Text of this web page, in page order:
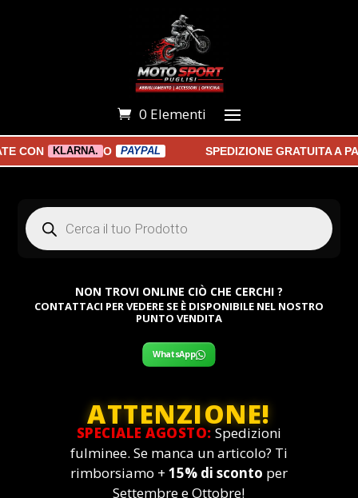
0 Elementi
KLARNA. O PAYPAL SPEDIZIONE GRATUITA A
Products
search
NON TROVI ONLINE CIÒ CHE CERCHI ?
CONTATTACI PER VEDERE SE È DISPONIBILE NEL NOSTRO
PUNTO VENDITA
WhatsApp
ATTENZIONE!
SPECIALE AGOSTO: Spedizioni
fulminee. Se manca un articolo? Ti
rimborsiamo + 15% di sconto per
Settembre e Ottobre!